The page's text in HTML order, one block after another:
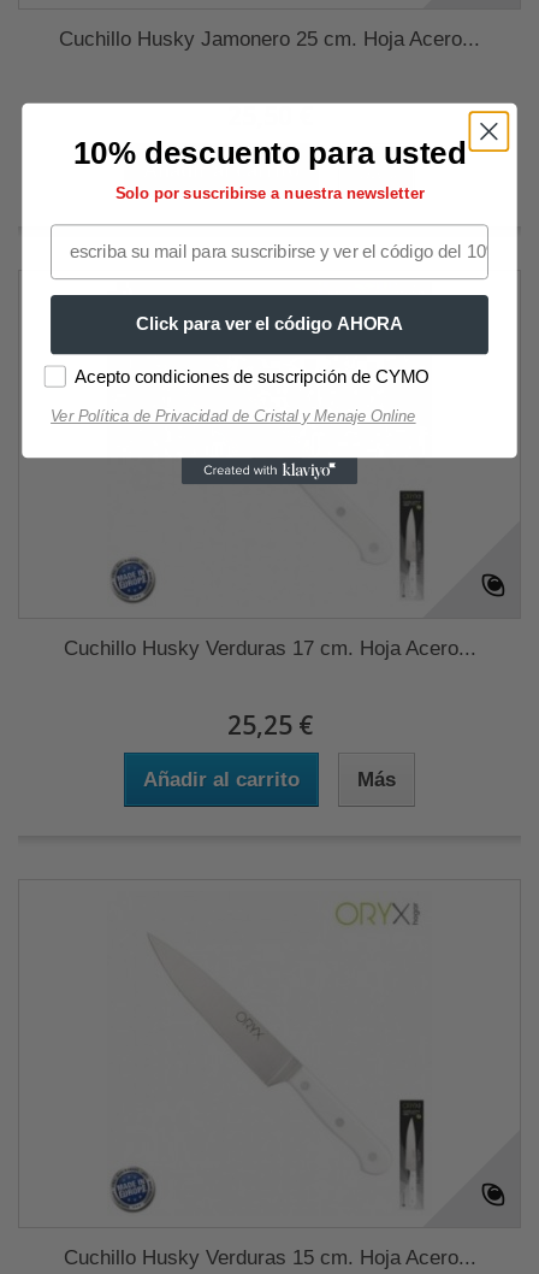
Cuchillo Husky Jamonero 25 cm. Hoja Acero...
25,50 €
Añadir al carrito Más
Cuchillo Husky Verduras 17 cm. Hoja Acero...
25,25 €
Añadir al carrito Más
Cuchillo Husky Verduras 15 cm. Hoja Acero...
10% descuento para usted
Solo por suscribirse a nuestra newsletter
Click para ver el código AHORA
Acepto condiciones de suscripción de CYMO
Ver Política de Privacidad de Cristal y Menaje Online